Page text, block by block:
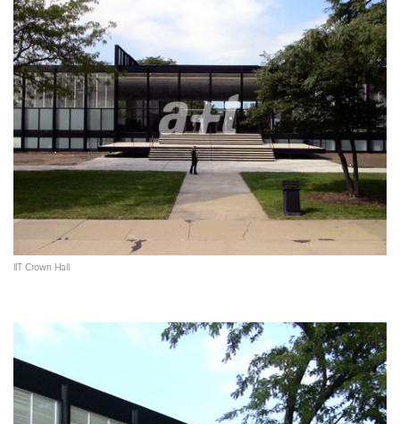
IIT Crown Hall